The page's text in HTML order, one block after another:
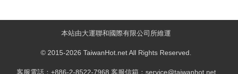
本站由大運聯和國際有限公司所維運
© 2015-2026 TaiwanHot.net All Rights Reserved.
客服電話：+886-2-8522-7968 客服信箱：service@taiwanhot.net